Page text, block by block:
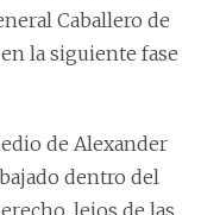
Caballero de
la siguiente fase
de Alexander
dentro del
lejos de las